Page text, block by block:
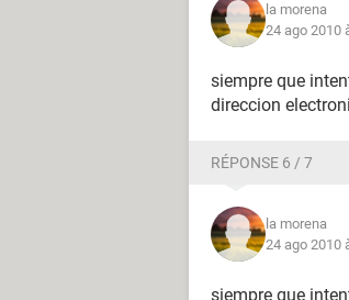
la morena
24 ago 2010
siempre que
direccion
RÉPONSE 6 / 7
la morena
24 ago 2010
siempre que